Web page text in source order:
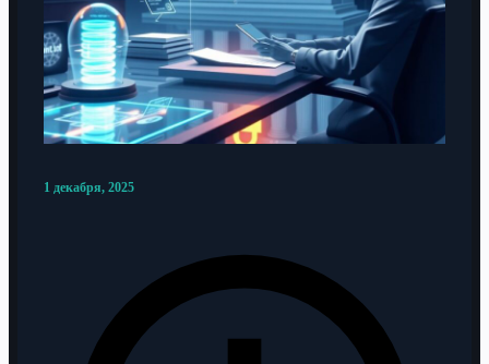
1 декабря, 2025